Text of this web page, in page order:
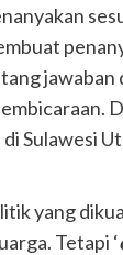
jawaban
Sulawesi
yang
Tetapi ‘